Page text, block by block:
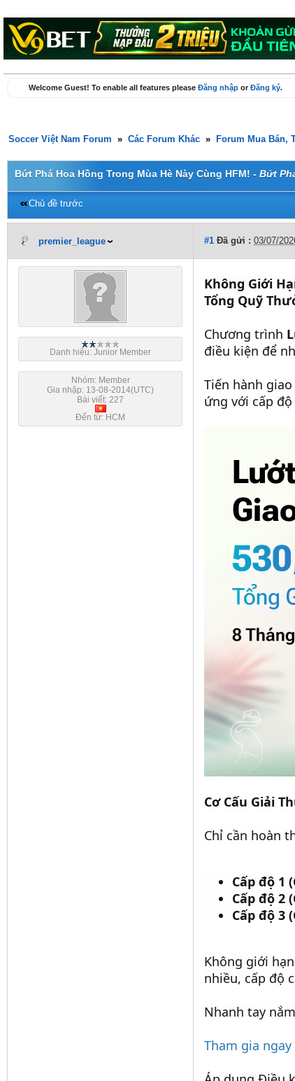
Welcome Guest! To enable all features please Đăng nhập orĐăng ký.
Soccer Việt Nam Forum » Các Forum Khác » Forum Mua Bán,
Bứt Phá Hoa Hồng Trong Mùa Hè Này Cùng HFM! - Bứt
Chủ đề trước
premier_league #1 Đã gửi : 03/07/
Danh hiệu: Junior Member
Nhóm: Member
Gia nhập: 13-08-2014(UTC)
Bài viết: 227
Đến từ: HCM
Không Giới
Tổng Quỹ
Chương trình
điều kiện để
Tiến hành
ứng với cấp
Cơ Cấu Giải
Chỉ cần hoàn
Cấp độ 1
Cấp độ 2
Cấp độ 3
Không giới
nhiều, cấp độ
Nhanh tay
Tham gia ngay